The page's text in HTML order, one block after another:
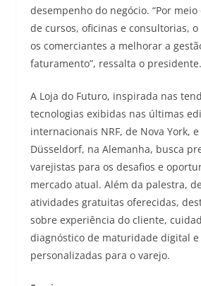
desempenho do negócio. “Por
de cursos, oficinas e consultorias,
os comerciantes a melhorar a
faturamento”, ressalta o presidente.
A Loja do Futuro, inspirada nas
tecnologias exibidas nas últimas
internacionais NRF, de Nova York,
Düsseldorf, na Alemanha, busca
varejistas para os desafios e
mercado atual. Além da palestra,
atividades gratuitas oferecidas,
sobre experiência do cliente,
diagnóstico de maturidade digital e
personalizadas para o varejo.